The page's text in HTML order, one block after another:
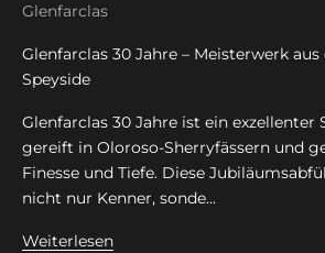
Glenfarclas
Glenfarclas 30 Jahre – Meisterwerk
Speyside
Glenfarclas 30 Jahre ist ein exzellenter
gereift in Oloroso-Sherryfässern und
Finesse und Tiefe. Diese
nicht nur Kenner, sonde...
Weiterlesen